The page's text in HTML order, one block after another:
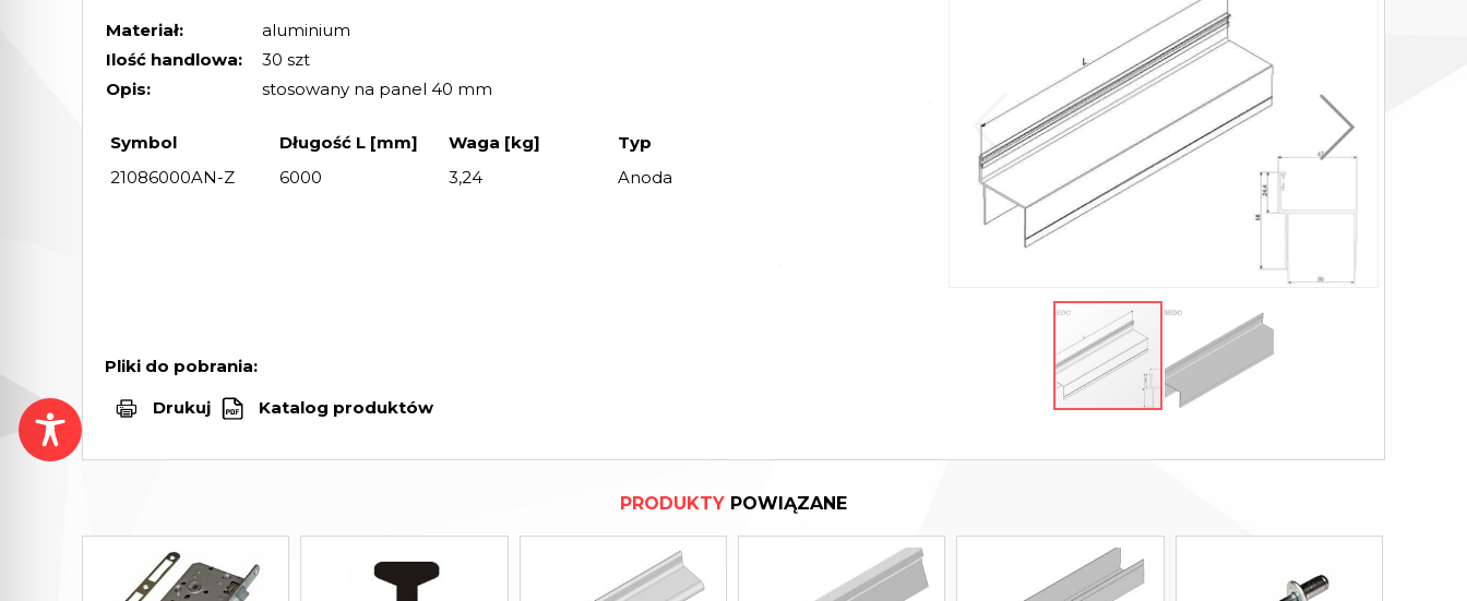
Materiał:
aluminium
Ilość handlowa:
30 szt
Opis:
stosowany na panel 40 mm
Symbol Długość L [mm] Waga [kg]
Typ
21086000AN-Z
6000 3,24 Anoda
Pliki do pobrania:
Drukuj
Katalog produktów
PRODUKTY POWIĄZANE